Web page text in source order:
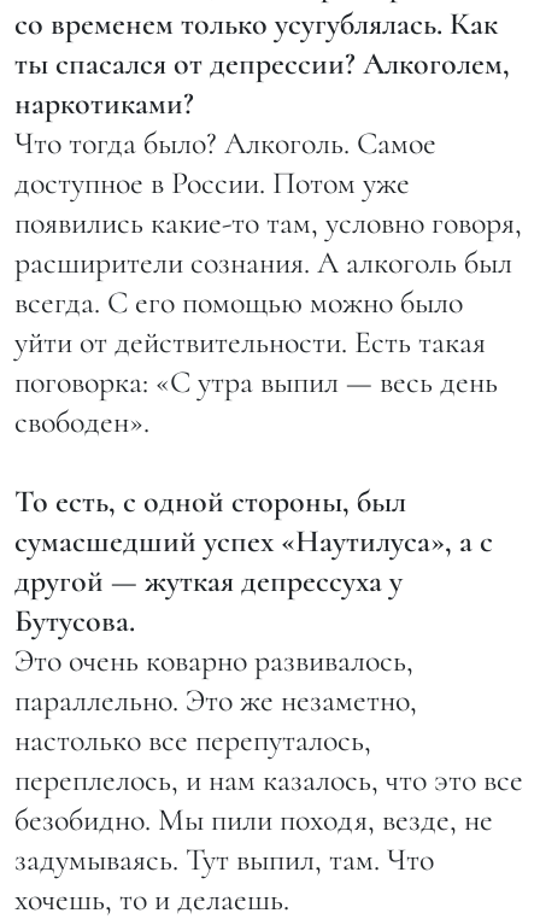
со временем только усугублялась. Как
ты спасался от депрессии? Алкоголем,
наркотиками?
Что тогда было? Алкоголь. Самое
доступное в России. Потом уже
появились какие-то там, условно говоря,
расширители сознания. А алкоголь был
всегда. С его помощью можно было
уйти от действительности. Есть такая
поговорка: «С утра выпил — весь день
свободен».
То есть, с одной стороны, был
сумасшедший успех «Наутилуса», а с
другой — жуткая депрессуха у
Бутусова.
Это очень коварно развивалось,
параллельно. Это же незаметно,
настолько все перепуталось,
переплелось, и нам казалось, что это все
безобидно. Мы пили походя, везде, не
задумываясь. Тут выпил, там. Что
хочешь, то и делаешь.